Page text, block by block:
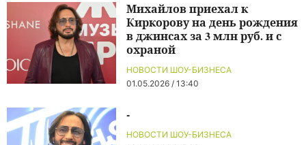
НОВОСТИ ШОУ-БИЗНЕСА
01.05.2026 / 13:40
Михайлов приехал к
Киркорову на день рождения
в джинсах за 3 млн руб. и с
охраной
НОВОСТИ ШОУ-БИЗНЕСА
-